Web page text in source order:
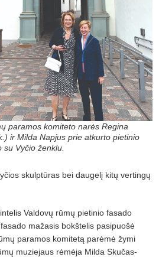
paramos komiteto narės Regina
ir Milda Napjus prie atkurto pietinio
su Vyčio ženklu.
skulptūras bei daugelį kitų vertingų
Valdovų rūmų pietinio fasado
mažasis bokštelis pasipuošė
paramos komitetą parėmė žymi
muziejaus rėmėja Milda Skučas-